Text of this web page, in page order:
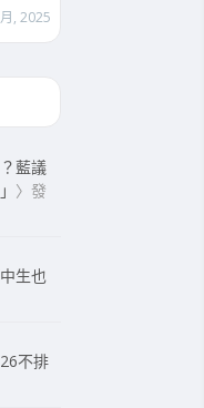
, 2025
藍議
〉發
生也
不排